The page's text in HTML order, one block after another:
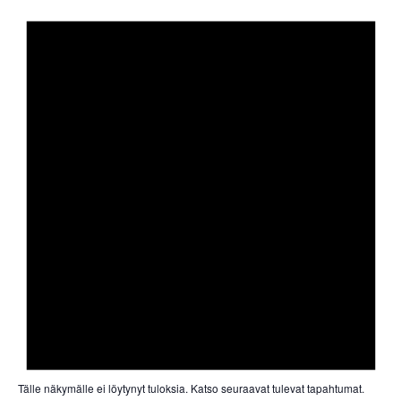
Tälle näkymälle ei löytynyt tuloksia. Katso seuraavat tulevat tapahtumat.